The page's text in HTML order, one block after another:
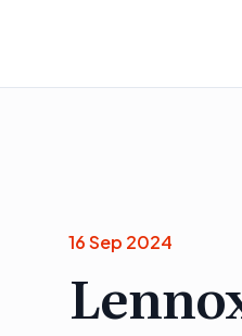
16 Sep 2024